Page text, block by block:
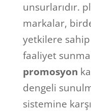
unsurlarıdır.
markalar,
yetkilere
faaliyet
promosyon
dengeli
sistemine